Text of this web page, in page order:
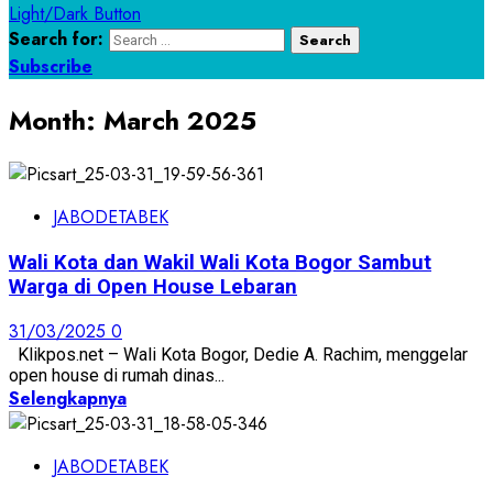
Light/Dark Button
Search for:
Subscribe
Month: March 2025
JABODETABEK
Wali Kota dan Wakil Wali Kota Bogor Sambut
Warga di Open House Lebaran
31/03/2025 0
Klikpos.net – Wali Kota Bogor, Dedie A. Rachim, menggelar
open house di rumah dinas...
Selengkapnya
JABODETABEK